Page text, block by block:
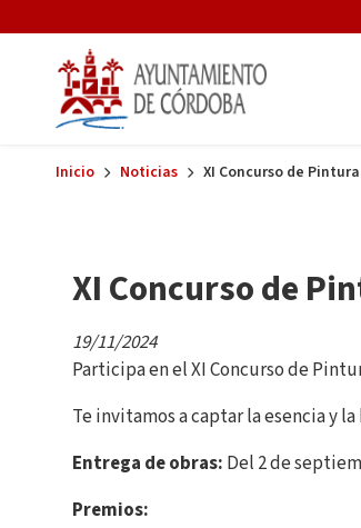
Inicio Noticias XI Concurso de
XI Concurso de
19/11/2024
Participa en el XI Concurso de
Te invitamos a captar la esencia y
Entrega de obras: Del 2 de
Premios: